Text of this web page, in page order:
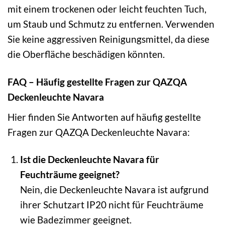
mit einem trockenen oder leicht feuchten Tuch,
um Staub und Schmutz zu entfernen. Verwenden
Sie keine aggressiven Reinigungsmittel, da diese
die Oberfläche beschädigen könnten.
FAQ – Häufig gestellte Fragen zur QAZQA
Deckenleuchte Navara
Hier finden Sie Antworten auf häufig gestellte
Fragen zur QAZQA Deckenleuchte Navara:
Ist die Deckenleuchte Navara für
Feuchträume geeignet?
Nein, die Deckenleuchte Navara ist aufgrund
ihrer Schutzart IP20 nicht für Feuchträume
wie Badezimmer geeignet.